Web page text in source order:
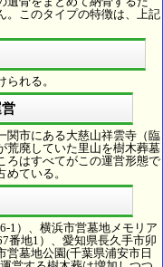
。このタイプの特徴は、上記
れる。
関市にある大慈山祥雲寺（臨
荒廃していた里山を樹木葬墓
ろはすべてがこの運営形態で
ている。
1）、横浜市営墓地メモリア
番地1）、愛知県長久手市卯
墓地公園(千葉県浦安市日